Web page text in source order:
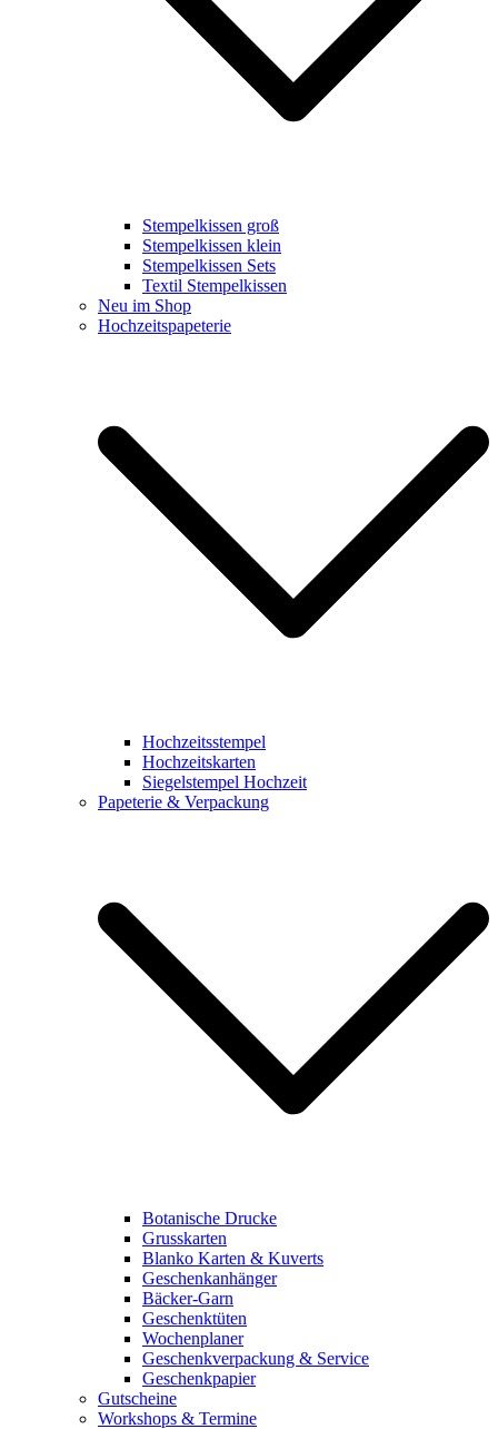
Stempelkissen groß
Stempelkissen klein
Stempelkissen Sets
Textil Stempelkissen
Neu im Shop
Hochzeitspapeterie
Hochzeitsstempel
Hochzeitskarten
Siegelstempel Hochzeit
Papeterie & Verpackung
Botanische Drucke
Grusskarten
Blanko Karten & Kuverts
Geschenkanhänger
Bäcker-Garn
Geschenktüten
Wochenplaner
Geschenkverpackung & Service
Geschenkpapier
Gutscheine
Workshops & Termine